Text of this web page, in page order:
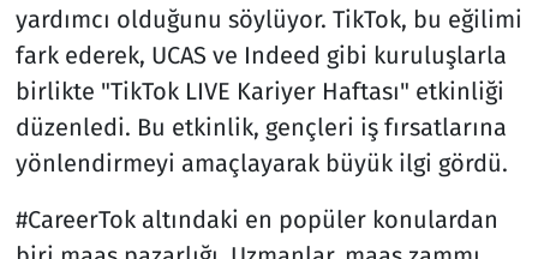
yardımcı olduğunu söylüyor. TikTok, bu eğilimi
fark ederek, UCAS ve Indeed gibi kuruluşlarla
birlikte "TikTok LIVE Kariyer Haftası" etkinliği
düzenledi. Bu etkinlik, gençleri iş fırsatlarına
yönlendirmeyi amaçlayarak büyük ilgi gördü.
#CareerTok altındaki en popüler konulardan